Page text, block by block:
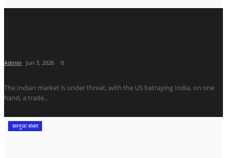
Admin Jun 3, 2026 0
The Indian market is under threat, with the US betraying India, on one
hand, a trade...
सरगुजा संभाग